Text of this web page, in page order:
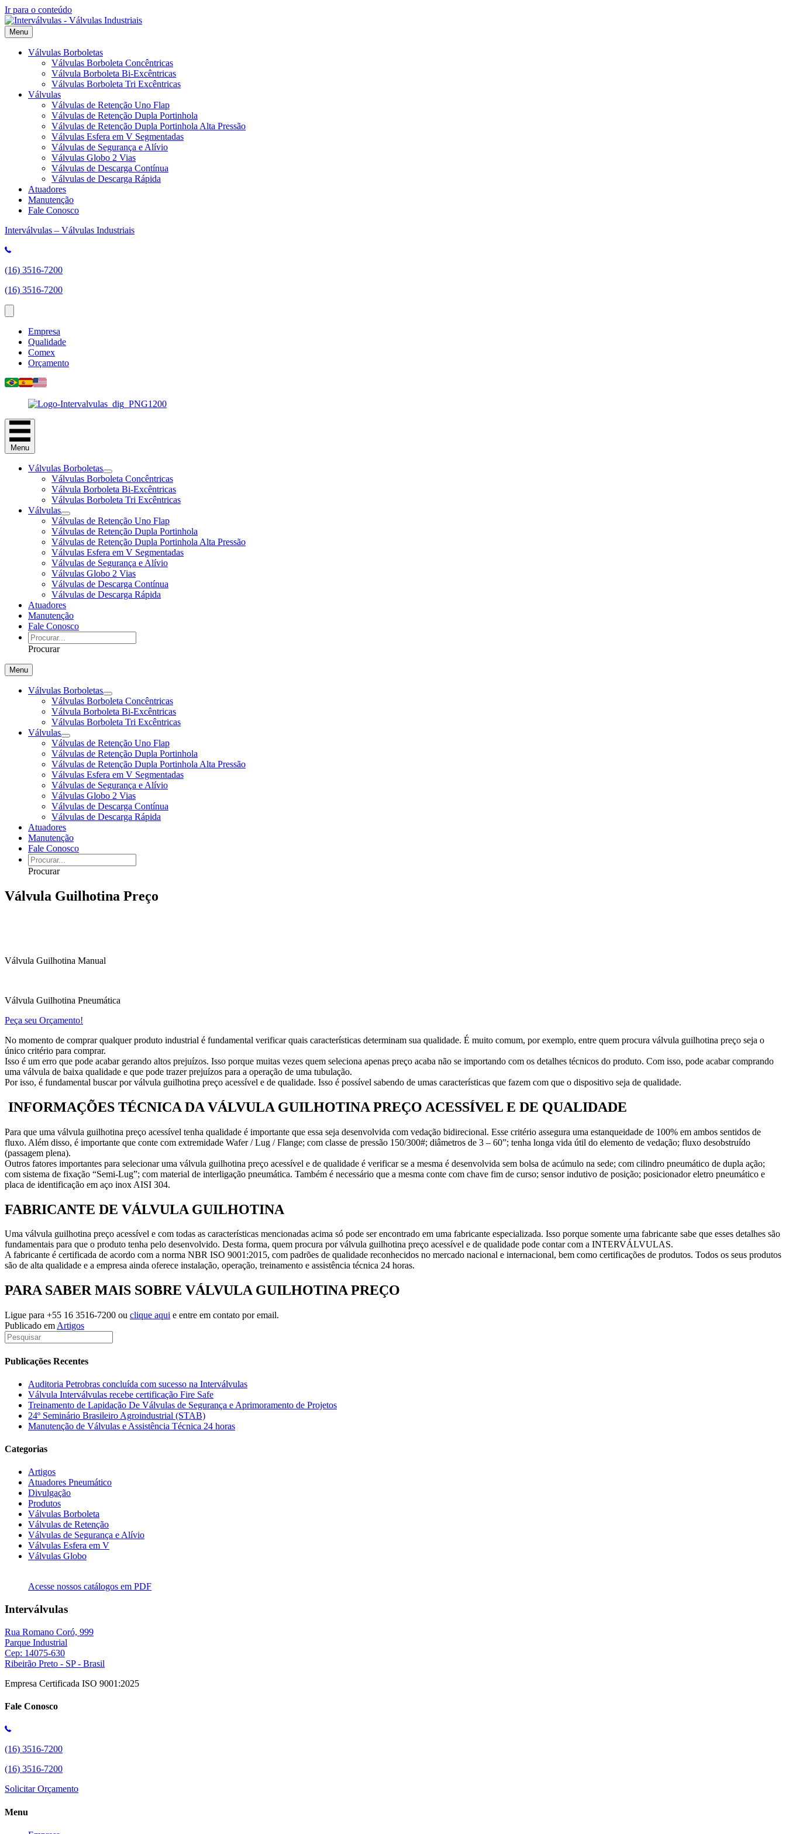
Ir para o conteúdo
Menu
Válvulas Borboletas
Válvulas Borboleta Concêntricas
Válvula Borboleta Bi-Excêntricas
Válvulas Borboleta Tri Excêntricas
Válvulas
Válvulas de Retenção Uno Flap
Válvulas de Retenção Dupla Portinhola
Válvulas de Retenção Dupla Portinhola Alta Pressão
Válvulas Esfera em V Segmentadas
Válvulas de Segurança e Alívio
Válvulas Globo 2 Vias
Válvulas de Descarga Contínua
Válvulas de Descarga Rápida
Atuadores
Manutenção
Fale Conosco
Interválvulas – Válvulas Industriais
(16) 3516-7200
(16) 3516-7200
Empresa
Qualidade
Comex
Orçamento
Menu
Válvulas Borboletas
Válvulas Borboleta Concêntricas
Válvula Borboleta Bi-Excêntricas
Válvulas Borboleta Tri Excêntricas
Válvulas
Válvulas de Retenção Uno Flap
Válvulas de Retenção Dupla Portinhola
Válvulas de Retenção Dupla Portinhola Alta Pressão
Válvulas Esfera em V Segmentadas
Válvulas de Segurança e Alívio
Válvulas Globo 2 Vias
Válvulas de Descarga Contínua
Válvulas de Descarga Rápida
Atuadores
Manutenção
Fale Conosco
Procurar
Menu
Válvulas Borboletas
Válvulas Borboleta Concêntricas
Válvula Borboleta Bi-Excêntricas
Válvulas Borboleta Tri Excêntricas
Válvulas
Válvulas de Retenção Uno Flap
Válvulas de Retenção Dupla Portinhola
Válvulas de Retenção Dupla Portinhola Alta Pressão
Válvulas Esfera em V Segmentadas
Válvulas de Segurança e Alívio
Válvulas Globo 2 Vias
Válvulas de Descarga Contínua
Válvulas de Descarga Rápida
Atuadores
Manutenção
Fale Conosco
Procurar
Válvula Guilhotina Preço
Válvula Guilhotina Manual
Válvula Guilhotina Pneumática
Peça seu Orçamento!
No momento de comprar qualquer produto industrial é fundamental verificar quais características determinam sua qualidade. É muito comum, por exemplo, entre quem procura válvula guilhotina preço seja o
único critério para comprar.
Isso é um erro que pode acabar gerando altos prejuízos. Isso porque muitas vezes quem seleciona apenas preço acaba não se importando com os detalhes técnicos do produto. Com isso, pode acabar comprando
uma válvula de baixa qualidade e que pode trazer prejuízos para a operação de uma tubulação.
Por isso, é fundamental buscar por válvula guilhotina preço acessível e de qualidade. Isso é possível sabendo de umas características que fazem com que o dispositivo seja de qualidade.
INFORMAÇÕES TÉCNICA DA VÁLVULA GUILHOTINA PREÇO ACESSÍVEL E DE QUALIDADE
Para que uma válvula guilhotina preço acessível tenha qualidade é importante que essa seja desenvolvida com vedação bidirecional. Esse critério assegura uma estanqueidade de 100% em ambos sentidos de
fluxo. Além disso, é importante que conte com extremidade Wafer / Lug / Flange; com classe de pressão 150/300#; diâmetros de 3 – 60”; tenha longa vida útil do elemento de vedação; fluxo desobstruído
(passagem plena).
Outros fatores importantes para selecionar uma válvula guilhotina preço acessível e de qualidade é verificar se a mesma é desenvolvida sem bolsa de acúmulo na sede; com cilindro pneumático de dupla ação;
com sistema de fixação “Semi-Lug”; com material de interligação pneumática. Também é necessário que a mesma conte com chave fim de curso; sensor indutivo de posição; posicionador eletro pneumático e
placa de identificação em aço inox AISI 304.
FABRICANTE DE VÁLVULA GUILHOTINA
Uma válvula guilhotina preço acessível e com todas as características mencionadas acima só pode ser encontrado em uma fabricante especializada. Isso porque somente uma fabricante sabe que esses detalhes são
fundamentais para que o produto tenha pelo desenvolvido. Desta forma, quem procura por válvula guilhotina preço acessível e de qualidade pode contar com a INTERVÁLVULAS.
A fabricante é certificada de acordo com a norma NBR ISO 9001:2015, com padrões de qualidade reconhecidos no mercado nacional e internacional, bem como certificações de produtos. Todos os seus produtos
são de alta qualidade e a empresa ainda oferece instalação, operação, treinamento e assistência técnica 24 horas.
PARA SABER MAIS SOBRE VÁLVULA GUILHOTINA PREÇO
Ligue para +55 16 3516-7200 ou clique aqui e entre em contato por email.
Publicado em Artigos
Publicações Recentes
Auditoria Petrobras concluída com sucesso na Interválvulas
Válvula Interválvulas recebe certificação Fire Safe
Treinamento de Lapidação De Válvulas de Segurança e Aprimoramento de Projetos
24º Seminário Brasileiro Agroindustrial (STAB)
Manutenção de Válvulas e Assistência Técnica 24 horas
Categorias
Artigos
Atuadores Pneumático
Divulgação
Produtos
Válvulas Borboleta
Válvulas de Retenção
Válvulas de Segurança e Alívio
Válvulas Esfera em V
Válvulas Globo
Acesse nossos catálogos em PDF
Interválvulas
Rua Romano Coró, 999
Parque Industrial
Cep: 14075-630
Ribeirão Preto - SP - Brasil
Empresa Certificada ISO 9001:2025
Fale Conosco
(16) 3516-7200
(16) 3516-7200
Solicitar Orçamento
Menu